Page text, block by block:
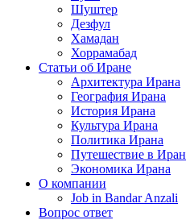
Шуштер
Дезфул
Хамадан
Хоррамабад
Статьи об Иране
Архитектура Ирана
География Ирана
История Ирана
Культура Ирана
Политика Ирана
Путешествие в Иран
Экономика Ирана
О компании
Job in Bandar Anzali
Вопрос ответ